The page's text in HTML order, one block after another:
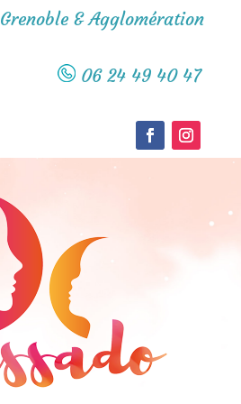
Grenoble & Agglomération
06 24 49 40 47